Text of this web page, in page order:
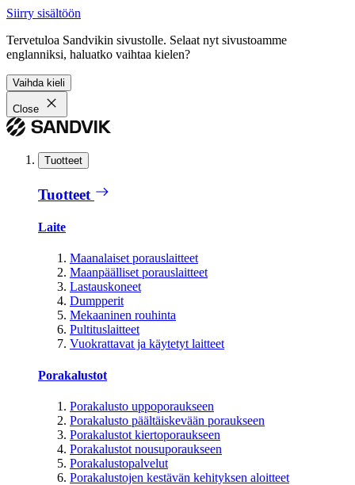
Siirry sisältöön
Tervetuloa Sandvikin sivustolle. Selaat nyt sivustoamme
englanniksi, haluatko vaihtaa kielen?
Vaihda kieli
Close
Tuotteet
Tuotteet
Laite
Maanalaiset porauslaitteet
Maanpäälliset porauslaitteet
Lastauskoneet
Dumpperit
Mekaaninen rouhinta
Pultituslaitteet
Vuokrattavat ja käytetyt laitteet
Porakalustot
Porakalusto uppoporaukseen
Porakalusto päältäiskevään poraukseen
Porakalustot kiertoporaukseen
Porakalustot nousuporaukseen
Porakalustopalvelut
Porakalustojen kestävän kehityksen aloitteet